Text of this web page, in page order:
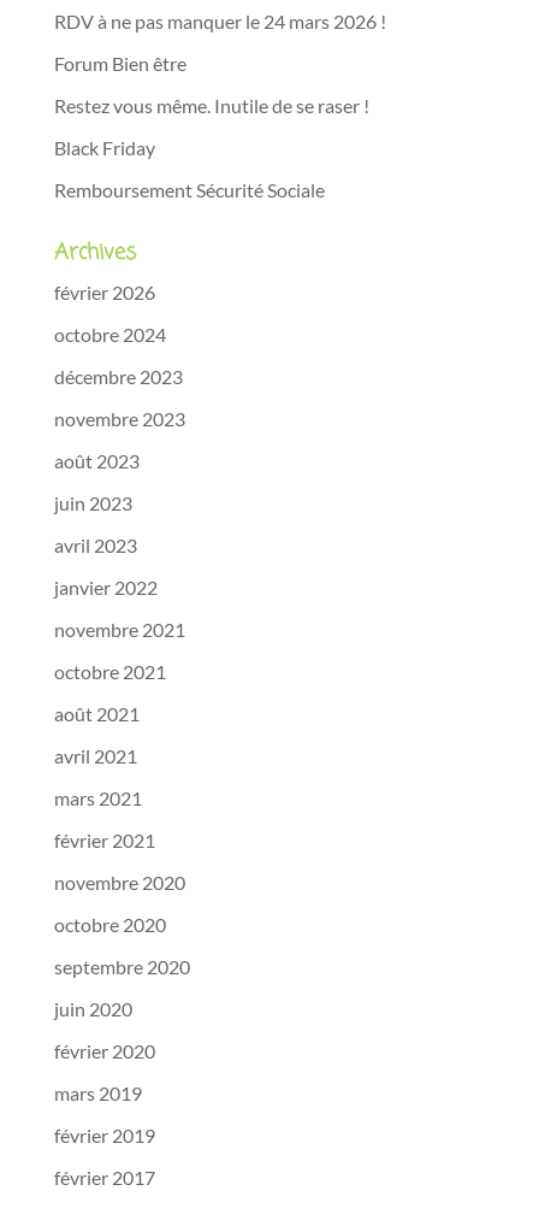
RDV à ne pas manquer le 24 mars 2026 !
Forum Bien être
Restez vous même. Inutile de se raser !
Black Friday
Remboursement Sécurité Sociale
Archives
février 2026
octobre 2024
décembre 2023
novembre 2023
août 2023
juin 2023
avril 2023
janvier 2022
novembre 2021
octobre 2021
août 2021
avril 2021
mars 2021
février 2021
novembre 2020
octobre 2020
septembre 2020
juin 2020
février 2020
mars 2019
février 2019
février 2017